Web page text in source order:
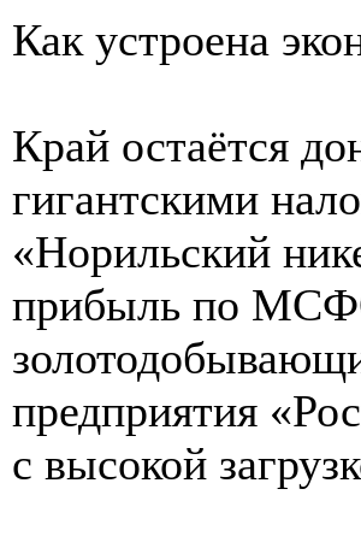
Как устроена
Край остаётся
гигантскими
«Норильский
прибыль по
предприятия
с высокой